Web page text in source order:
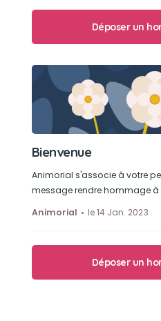
Déposer un
Bienvenue
Animorial s'associe à votre
message rendre hommage
Animorial
le 14 Jan. 2023
Déposer un